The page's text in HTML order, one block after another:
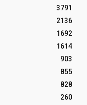
3791
2136
1692
1614
903
855
828
260